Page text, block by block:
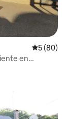
5 (80)
en